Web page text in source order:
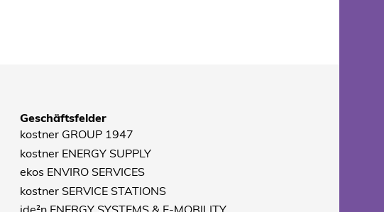
Geschäftsfelder
kostner GROUP 1947
kostner ENERGY SUPPLY
ekos ENVIRO SERVICES
kostner SERVICE STATIONS
ide²n ENERGY SYSTEMS & E-MOBILITY